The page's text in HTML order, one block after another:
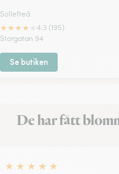
Sollefteå
★★★★
4.3 (195)
Storgatan 94
Se butiken
De har fått
★ ★ ★ ★ ★